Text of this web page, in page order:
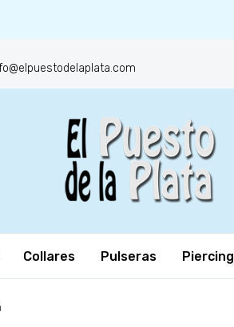
Collares Pulseras Piercing